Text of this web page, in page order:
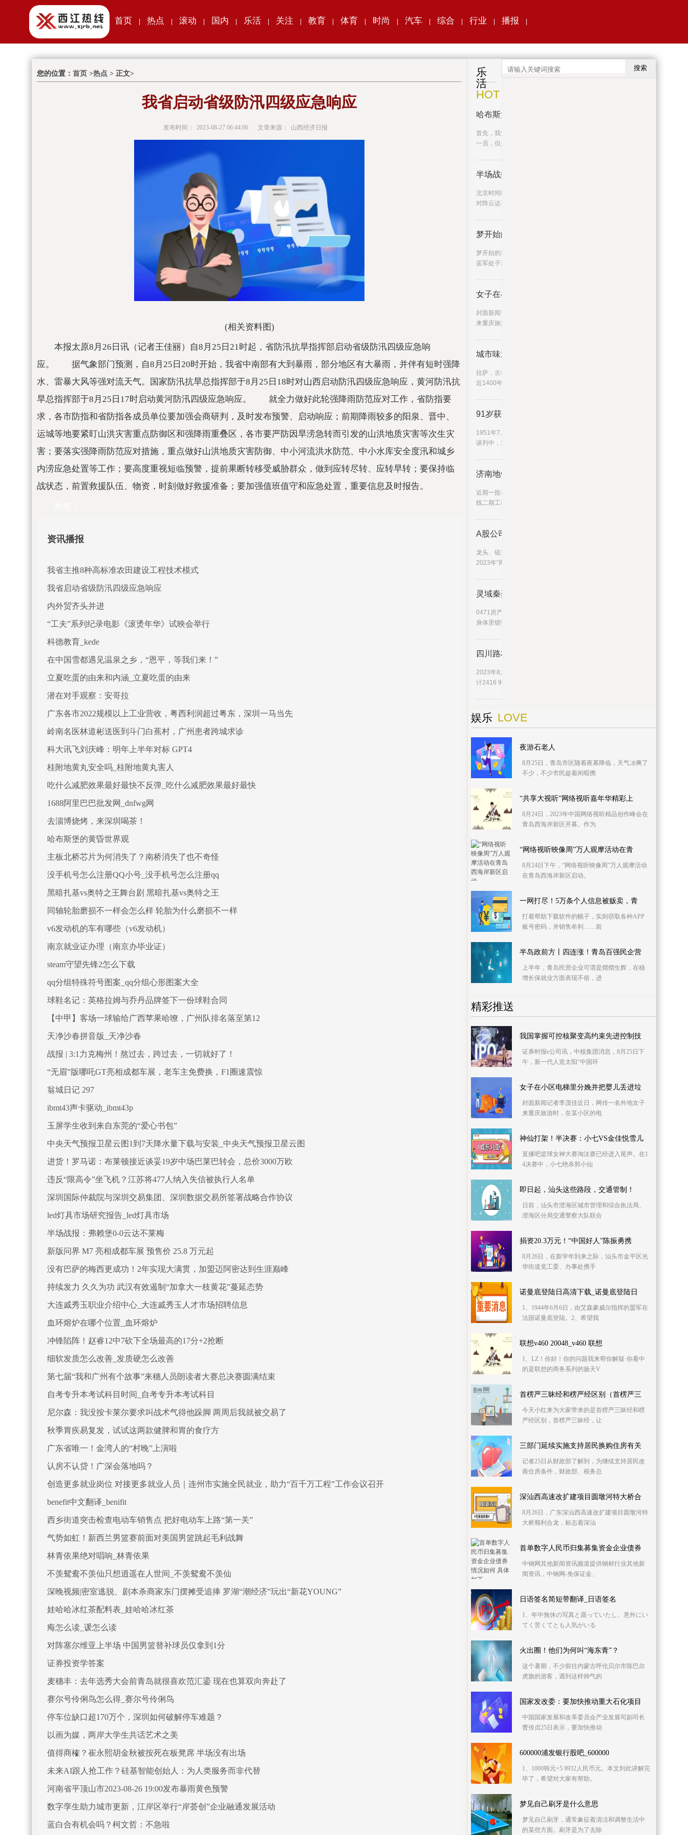
首页 热点 滚动 国内 乐活 关注 教育 体育 时尚 汽车 综合 行业 播报
您的位置： 首页 >热点 > 正文>
我省启动省级防汛四级应急响应
发布时间： 2023-08-27 06:44:06 文章来源： 山西经济日报
(相关资料图)
本报太原8月26日讯（记者王佳丽）自8月25日21时起，省防汛抗旱指挥部启动省级防汛四级应急响
应。 据气象部门预测，自8月25日20时开始，我省中南部有大到暴雨，部分地区有大暴雨，并伴有短时强降
水、雷暴大风等强对流天气。国家防汛抗旱总指挥部于8月25日18时对山西启动防汛四级应急响应，黄河防汛抗
旱总指挥部于8月25日17时启动黄河防汛四级应急响应。 就全力做好此轮强降雨防范应对工作，省防指要
求，各市防指和省防指各成员单位要加强会商研判，及时发布预警、启动响应；前期降雨较多的阳泉、晋中、
运城等地要紧盯山洪灾害重点防御区和强降雨重叠区，各市要严防因旱涝急转而引发的山洪地质灾害等次生灾
害；要落实强降雨防范应对措施，重点做好山洪地质灾害防御、中小河流洪水防范、中小水库安全度汛和城乡
内涝应急处置等工作；要高度重视短临预警，提前果断转移受威胁群众，做到应转尽转、应转早转；要保持临
战状态，前置救援队伍、物资，时刻做好救援准备；要加强值班值守和应急处置，重要信息及时报告。
资讯播报
我省主推8种高标准农田建设工程技术模式
我省启动省级防汛四级应急响应
内外贸齐头并进
“工夫”系列纪录电影《滚烫年华》试映会举行
科德教育_kede
在中国雪都遇见温泉之乡，“恩平，等我们来！”
立夏吃蛋的由来和内涵_立夏吃蛋的由来
潜在对手观察：安哥拉
广东各市2022规模以上工业营收，粤西利润超过粤东，深圳一马当先
岭南名医林道彬送医到斗门白蕉村，广州患者跨城求诊
科大讯飞刘庆峰：明年上半年对标 GPT4
桂附地黄丸安全吗_桂附地黄丸害人
吃什么减肥效果最好最快不反弹_吃什么减肥效果最好最快
1688阿里巴巴批发网_dnfwg网
去淄博烧烤，来深圳喝茶！
哈布斯堡的黄昏世界观
主板北桥芯片为何消失了？南桥消失了也不奇怪
没手机号怎么注册QQ小号_没手机号怎么注册qq
黑暗扎基vs奥特之王舞台剧 黑暗扎基vs奥特之王
同轴轮胎磨损不一样会怎么样 轮胎为什么磨损不一样
v6发动机的车有哪些（v6发动机）
南京就业证办理（南京办毕业证）
steam守望先锋2怎么下载
qq分组特殊符号图案_qq分组心形图案大全
球鞋名记：英格拉姆与乔丹品牌签下一份球鞋合同
【中甲】客场一球输给广西苹果哈嘹，广州队排名落至第12
天净沙春拼音版_天净沙春
战报 | 3:1力克梅州！熬过去，跨过去，一切就好了！
“无眉”版哪吒GT亮相成都车展，老车主免费换，F1圈速震惊
翁城日记 297
ibmt43声卡驱动_ibmt43p
玉屏学生收到来自东莞的“爱心书包”
中央天气预报卫星云图1到7天降水量下载与安装_中央天气预报卫星云图
进货！罗马诺：布莱顿接近谈妥19岁中场巴莱巴转会，总价3000万欧
违反“限高令”坐飞机？江苏将477人纳入失信被执行人名单
深圳国际仲裁院与深圳交易集团、深圳数据交易所签署战略合作协议
led灯具市场研究报告_led灯具市场
半场战报：弗赖堡0-0云达不莱梅
新版问界 M7 亮相成都车展 预售价 25.8 万元起
没有巴萨的梅西更成功！2年实现大满贯，加盟迈阿密达到生涯巅峰
持续发力 久久为功 武汉有效遏制“加拿大一枝黄花”蔓延态势
大连戚秀玉职业介绍中心_大连戚秀玉人才市场招聘信息
血环熔炉在哪个位置_血环熔炉
冲锋陷阵！赵睿12中7砍下全场最高的17分+2抢断
细软发质怎么改善_发质硬怎么改善
第七届“我和广州有个故事”来穗人员朗读者大赛总决赛圆满结束
自考专升本考试科目时间_自考专升本考试科目
尼尔森：我没按卡莱尔要求叫战术气得他跺脚 两周后我就被交易了
秋季胃疾易复发，试试这两款健脾和胃的食疗方
广东省唯一！金湾人的“村晚”上演啦
认房不认贷！广深会落地吗？
创造更多就业岗位 对接更多就业人员｜连州市实施全民就业，助力“百千万工程”工作会议召开
benefit中文翻译_benifit
西乡街道突击检查电动车销售点 把好电动车上路“第一关”
气势如虹！新西兰男篮赛前面对美国男篮跳起毛利战舞
林青依果绝对唱响_林青依果
不羡鸳鸯不羡仙只想逍遥在人世间_不羡鸳鸯不羡仙
深晚视频|密室逃脱、剧本杀商家东门摆摊受追捧 罗湖“潮经济”玩出“新花YOUNG”
娃哈哈冰红茶配料表_娃哈哈冰红茶
痗怎么读_谖怎么读
对阵塞尔维亚上半场 中国男篮替补球员仅拿到1分
证券投资学答案
麦穗丰：去年选秀大会前青岛就很喜欢范汇鎏 现在也算双向奔赴了
赛尔号伶俐鸟怎么得_赛尔号伶俐鸟
停车位缺口超170万个，深圳如何破解停车难题？
以画为媒，两岸大学生共话艺术之美
值得商榷？崔永熙胡金秋被按死在板凳席 半场没有出场
未来AI跟人抢工作？硅基智能创始人：为人类服务而非代替
河南省平顶山市2023-08-26 19:00发布暴雨黄色预警
数字孪生助力城市更新，江岸区举行“岸荟创”企业融通发展活动
蓝白合有机会吗？柯文哲：不急啦
搜索
乐
活
HOT
哈布斯堡的黄昏世界观
首先，我觉得我很必要强调我虽然是制作组的
一员，但是不过新人对MOD了
半场战报：弗赖堡0-0云达不莱梅
北京时间8月26日德甲联赛第2轮，弗赖堡主场
对阵云达不莱梅。半场战罢，
梦开始的地方2012年的今天，阿扎
梦开始的地方2012年的今天，阿扎尔点射收获
蓝军处子球,蓝军,切尔西队,
女子在小区电梯里分娩并把婴儿丢
封面新闻记者李茂佳近日，网传一名外地女子
来重庆旅游时，在某小区的电
城市味道 | 原来拉萨
拉萨，古称“逻些”，布达拉宫、大昭寺是它走过
近1400年历史的见证。拉
91岁获得共和国勋章！这位英雄的
1951年7月10日，朝鲜停战谈判在开城举行。
谈判中，对于朝中方面提出的
济南地铁3、4、6、7、8、9号线，
近期一批在建地铁线路再次刷新“进度条”↓↓3号
线二期工程截至目前，3
A股公司半年报披露过半 超八成
龙头、链主稳中有进，“小巨人”增速迅猛……在
2023年“期中考”里，上
灵域秦烈身体里锁链是谁 灵域秦
0471房产来为大家解答以上的问题。灵域秦烈
身体里锁链是谁，灵域秦烈这
四川路桥：连续6日融资净偿还累
2023年8月25日四川路桥连续6日融资净偿还累
计2416 95万元
娱乐 LOVE
夜游石老人
8月25日，青岛市区随着夜幕降临，天气凉爽了
不少，不少市民趁着闲暇携
“共享大视听”网络视听嘉年华精彩上
8月24日，2023年中国网络视听精品创作峰会在
青岛西海岸新区开幕。作为
“网络视听映像周”万人观摩活动在青
8月24日下午，“网络视听映像周”万人观摩活动
在青岛西海岸新区启动。
一网打尽！5万条个人信息被贩卖，青
打着帮助下载软件的幌子，实则窃取各种APP
账号密码，并销售牟利……前
半岛政前方丨四连涨！青岛百强民企营
上半年，青岛民营企业可谓是熠熠生辉，在稳
增长保就业方面表现不俗，进
精彩推送
我国掌握可控核聚变高约束先进控制技
证券时报e公司讯，中核集团消息，8月25日下
午，新一代人造太阳“中国环
女子在小区电梯里分娩并把婴儿丢进垃
封面新闻记者李茂佳近日，网传一名外地女子
来重庆旅游时，在某小区的电
神仙打架！半决赛：小七VS金佳悦雪儿
直播吧篮球女神大赛淘汰赛已经进入尾声。在1
4决赛中，小七绝杀郭小仙
即日起，汕头这些路段，交通管制！
日前，汕头市澄海区城市管理和综合执法局、
澄海区分局交通警察大队联合
捐资20.3万元！“中国好人”陈振勇携
8月26日，在新学年到来之际，汕头市金平区光
华街道党工委、办事处携手
诺曼底登陆日高清下载_诺曼底登陆日
1、1944年6月6日，由艾森豪威尔指挥的盟军在
法国诺曼底登陆。2、希望我
联想v460 20048_v460 联想
1、LZ！你好！你的问题我来帮你解疑·你看中
的是联想的商务系列的扬天V
首楞严三昧经和楞严经区别（首楞严三
今天小红来为大家带来的是首楞严三昧经和楞
严经区别，首楞严三昧经，让
三部门延续实施支持居民换购住房有关
记者25日从财政部了解到，为继续支持居民改
善住房条件，财政部、税务总
深汕西高速改扩建项目圆墩河特大桥合
8月26日，广东深汕西高速改扩建项目圆墩河特
大桥顺利合龙，标志着深汕
首单数字人民币归集募集资金企业债券
中钢网其他新闻资讯频道提供钢材行业其他新
闻资讯，中钢网-免保证金、
日语签名简短带翻译_日语签名
1、年中無休の写真と愿っていたし、意外にい
てく苦くてとも人気がいる
火出圈！他们为何叫“海东青”？
这个暑期，不少前往内蒙古呼伦贝尔市陈巴尔
虎旗的游客，遇到这样帅气的
国家发改委：要加快推动重大石化项目
中国国家发展和改革委员会产业发展司副司长
曹传贞25日表示，要加快推动
600000浦发银行股吧_600000
1、1000韩元=5 9932人民币元。本文到此讲解完
毕了，希望对大家有帮助。
梦见自己刷牙是什么意思
梦见自己刷牙，通常象征着清洁和调整生活中
的某些方面。刷牙是为了去除